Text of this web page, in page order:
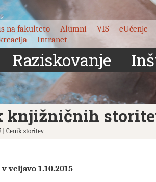
na fakulteto Alumni VIS eUčenje
Intranet
Raziskovanje
knjižničnih
Cenik storitev
veljavo 1.10.2015